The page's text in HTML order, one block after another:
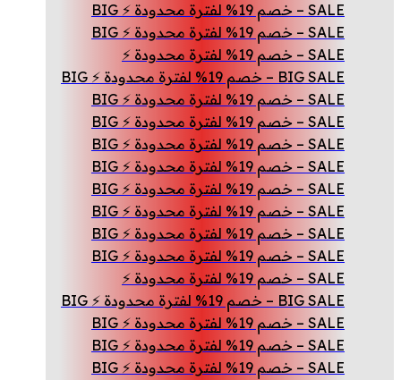
SALE – خصم 19% لفترة محدودة ⚡ BIG
SALE – خصم 19% لفترة محدودة ⚡ BIG
SALE – خصم 19% لفترة محدودة ⚡
BIG SALE – خصم 19% لفترة محدودة ⚡ BIG
SALE – خصم 19% لفترة محدودة ⚡ BIG
SALE – خصم 19% لفترة محدودة ⚡ BIG
SALE – خصم 19% لفترة محدودة ⚡ BIG
SALE – خصم 19% لفترة محدودة ⚡ BIG
SALE – خصم 19% لفترة محدودة ⚡ BIG
SALE – خصم 19% لفترة محدودة ⚡ BIG
SALE – خصم 19% لفترة محدودة ⚡ BIG
SALE – خصم 19% لفترة محدودة ⚡ BIG
SALE – خصم 19% لفترة محدودة ⚡
BIG SALE – خصم 19% لفترة محدودة ⚡ BIG
SALE – خصم 19% لفترة محدودة ⚡ BIG
SALE – خصم 19% لفترة محدودة ⚡ BIG
SALE – خصم 19% لفترة محدودة ⚡ BIG